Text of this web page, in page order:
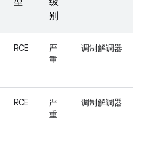
别
RCE
严
重
调制解调器
RCE
严
重
调制解调器